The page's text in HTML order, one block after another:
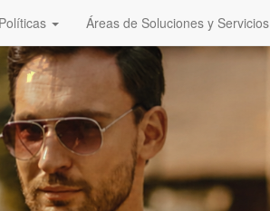
Políticas Áreas de Soluciones y Servicios